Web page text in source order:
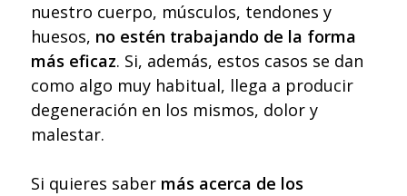
nuestro cuerpo, músculos, tendones y
huesos, no estén trabajando de la forma
más eficaz. Si, además, estos casos se dan
como algo muy habitual, llega a producir
degeneración en los mismos, dolor y
malestar.
Si quieres saber más acerca de los